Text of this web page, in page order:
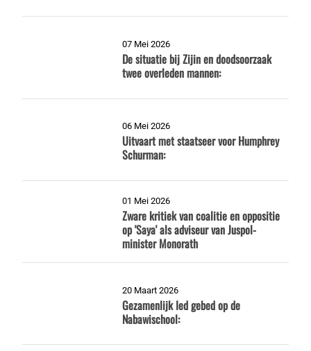
07 Mei 2026
De situatie bij Zijin en doodsoorzaak
twee overleden mannen:
06 Mei 2026
Uitvaart met staatseer voor Humphrey
Schurman:
01 Mei 2026
Zware kritiek van coalitie en oppositie
op 'Saya' als adviseur van Juspol-
minister Monorath
20 Maart 2026
Gezamenlijk Ied gebed op de
Nabawischool: